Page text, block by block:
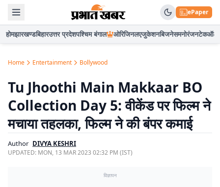
ePaper
होमझारखण्डबिहारउत्तर प्रदेशपश्चिम बंगाल ओरिजिनलएजुकेशनबिजनेसमनोरंजनटेकऑटो
Home Entertainment Bollywood
Tu Jhoothi Main Makkaar BO
Collection Day 5: वीकेंड पर फिल्म ने
मचाया तहलका, फिल्म ने की बंपर कमाई
Author DIVYA KESHRI
UPDATED: MON, 13 MAR 2023 02:32 PM (IST)
विज्ञापन